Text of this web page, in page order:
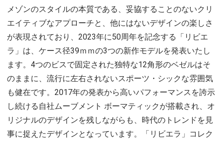
メゾンのスタイルの本質である、妥協することのないクリ
エイティブなアプローチと、他にはないデザインの楽しさ
が表現されており、2023年に50周年を記念する「リビエ
ラ」は、ケース径39ｍｍの3つの新作モデルを発表いたし
ます。4つのビスで固定された独特な12角形のベゼルはそ
のままに、流行に左右されないスポーツ・シックな雰囲気
も健在です。2017年の発表から高いパフォーマンスを誇示
し続ける自社ムーブメント ボーマティックが搭載され、オ
リジナルのデザインを残しながらも、時代のトレンドを見
事に捉えたデザインとなっています。「リビエラ」コレク